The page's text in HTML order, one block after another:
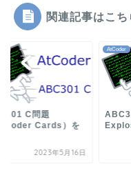
関連記事はこち
C問題
Cards）を
2023年5月16日
AtCoder